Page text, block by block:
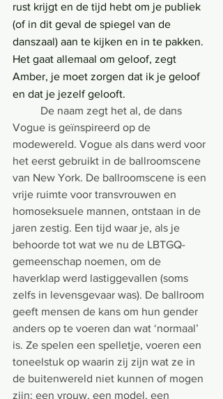
rust krijgt en de tijd hebt om je publiek
(of in dit geval de spiegel van de
danszaal) aan te kijken en in te pakken.
Het gaat allemaal om geloof, zegt
Amber, je moet zorgen dat ik je geloof
en dat je jezelf gelooft.
De naam zegt het al, de dans
Vogue is geïnspireerd op de
modewereld. Vogue als dans werd voor
het eerst gebruikt in de ballroomscene
van New York. De ballroomscene is een
vrije ruimte voor transvrouwen en
homoseksuele mannen, ontstaan in de
jaren zestig. Een tijd waar je, als je
behoorde tot wat we nu de LBTGQ-
gemeenschap noemen, om de
haverklap werd lastiggevallen (soms
zelfs in levensgevaar was). De ballroom
geeft mensen de kans om hun gender
anders op te voeren dan wat ‘normaal’
is. Ze spelen een spelletje, voeren een
toneelstuk op waarin zij zijn wat ze in
de buitenwereld niet kunnen of mogen
zijn: een vrouw, een model, een